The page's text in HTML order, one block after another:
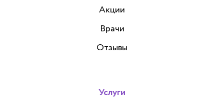
Акции
Врачи
Отзывы
Услуги